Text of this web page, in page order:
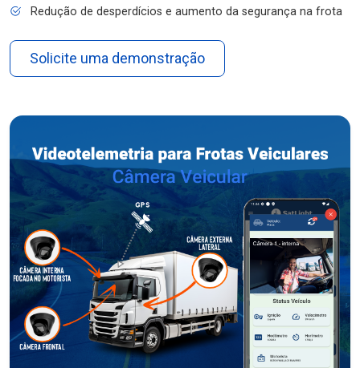
Redução de desperdícios e aumento da segurança na frota
Solicite uma demonstração